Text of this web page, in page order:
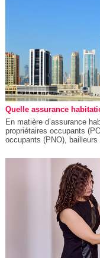
Quelle assurance
En matière d’assurance
propriétaires occupants
occupants (PNO),